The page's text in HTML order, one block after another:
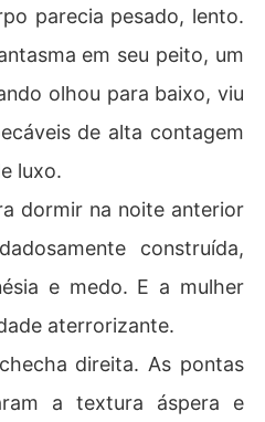
parecia pesado, lento.
em seu peito, um
olhou para baixo, viu
de alta contagem
luxo.
dormir na noite anterior
construída,
e medo. E a mulher
aterrorizante.
direita. As pontas
a textura áspera e